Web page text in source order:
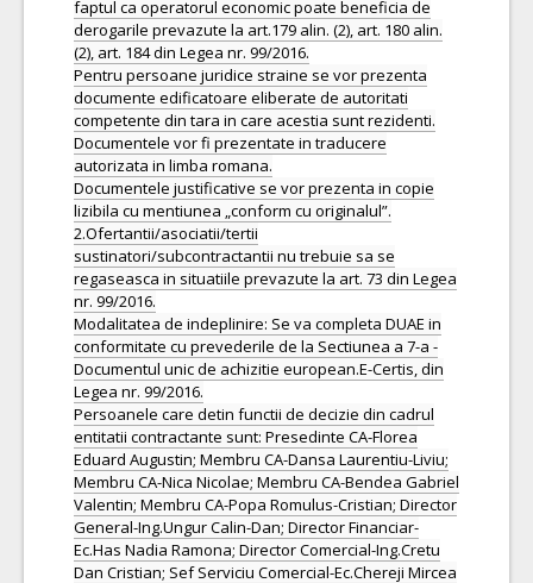
faptul ca operatorul economic poate beneficia de
derogarile prevazute la art.179 alin. (2), art. 180 alin.
(2), art. 184 din Legea nr. 99/2016.
Pentru persoane juridice straine se vor prezenta
documente edificatoare eliberate de autoritati
competente din tara in care acestia sunt rezidenti.
Documentele vor fi prezentate in traducere
autorizata in limba romana.
Documentele justificative se vor prezenta in copie
lizibila cu mentiunea „conform cu originalul”.
2.Ofertantii/asociatii/tertii
sustinatori/subcontractantii nu trebuie sa se
regaseasca in situatiile prevazute la art. 73 din Legea
nr. 99/2016.
Modalitatea de indeplinire: Se va completa DUAE in
conformitate cu prevederile de la Sectiunea a 7-a -
Documentul unic de achizitie european.E-Certis, din
Legea nr. 99/2016.
Persoanele care detin functii de decizie din cadrul
entitatii contractante sunt: Presedinte CA-Florea
Eduard Augustin; Membru CA-Dansa Laurentiu-Liviu;
Membru CA-Nica Nicolae; Membru CA-Bendea Gabriel
Valentin; Membru CA-Popa Romulus-Cristian; Director
General-Ing.Ungur Calin-Dan; Director Financiar-
Ec.Has Nadia Ramona; Director Comercial-Ing.Cretu
Dan Cristian; Sef Serviciu Comercial-Ec.Chereji Mircea